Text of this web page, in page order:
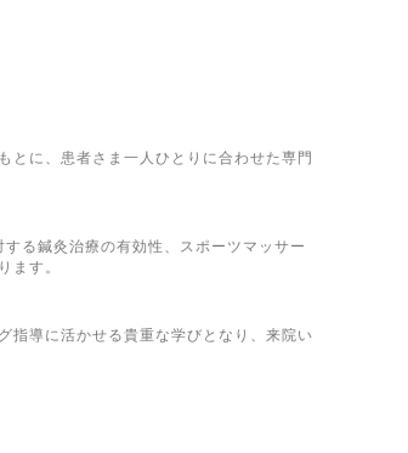
とに、患者さま一人ひとりに合わせた専門
る鍼灸治療の有効性、スポーツマッサー
ます。
指導に活かせる貴重な学びとなり、来院い